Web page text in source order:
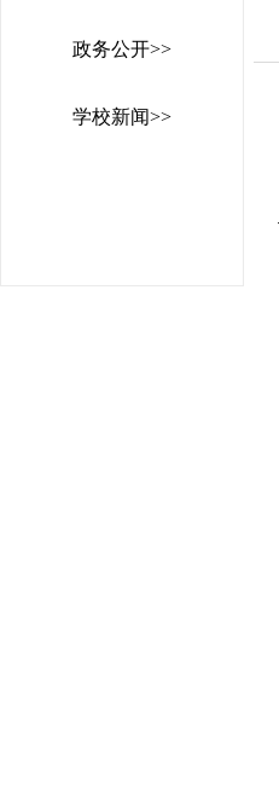
政务公开>>
学校新闻>>